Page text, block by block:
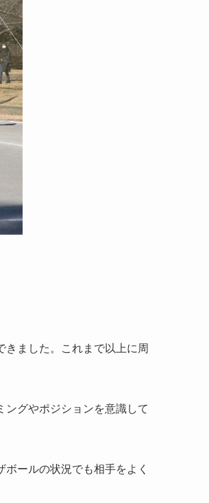
ました。これまで以上に周
ングやポジションを意識して
ールの状況でも相手をよく